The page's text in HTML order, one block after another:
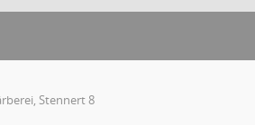
Stennert 8